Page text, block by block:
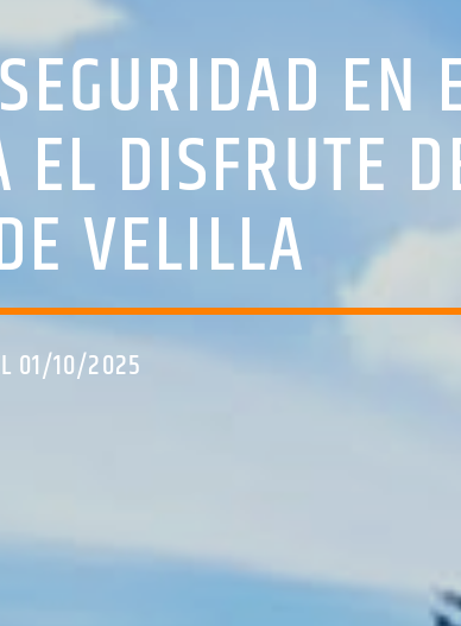
EN
DISFRUTE
VELILLA
01/10/2025